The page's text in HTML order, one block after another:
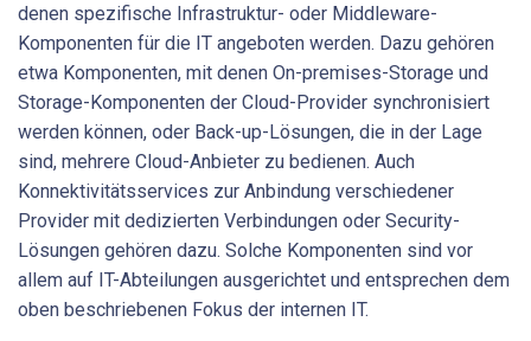
denen spezifische Infrastruktur- oder Middleware-
Komponenten für die IT angeboten werden. Dazu gehören
etwa Komponenten, mit denen On-premises-Storage und
Storage-Komponenten der Cloud-Provider synchronisiert
werden können, oder Back-up-Lösungen, die in der Lage
sind, mehrere Cloud-Anbieter zu bedienen. Auch
Konnektivitätsservices zur Anbindung verschiedener
Provider mit dedizierten Verbindungen oder Security-
Lösungen gehören dazu. Solche Komponenten sind vor
allem auf ­IT-Abteilungen ausgerichtet und entsprechen dem
oben beschriebenen Fokus der internen IT.